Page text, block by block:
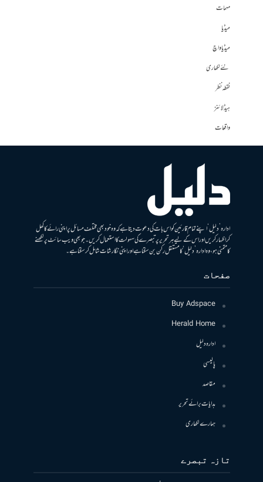
مہمات
میڈیا
میڈیا واچ
نئے لکھاری
نقطہ نظر
ہیڈلائنز
واقعات
ادارہ ’دلیل‘ اپنے تمام قارئین کو اس بات کی دعوت دیتا ہے کہ وہ خود بھی مختلف مسائل پر اپنی رائے کا کھل
کر اظہار کریں اور اس کے لیے ہر تحریر پر تبصرے کی سہولت کا استعمال کریں۔ جو بھی ویب سائٹ پر لکھنے
کا متمنی ہو، وہ ادارہ ’دلیل‘ کا مستقل رکن بن سکتا ہے اور اپنی نگارشات شامل کرسکتا ہے۔
صفحات
Buy Adspace
Herald Home
ادارہ دلیل
پالیسی
مقاصد
ہدایات برائے تحریر
ہمارے لکھاری
تازہ تبصرے